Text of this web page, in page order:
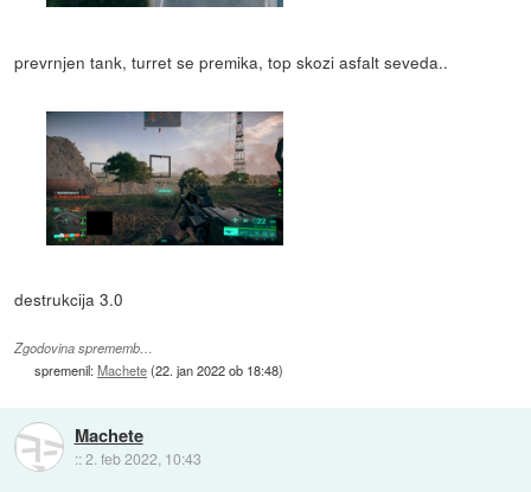
prevrnjen tank, turret se premika, top skozi asfalt seveda..
destrukcija 3.0
Zgodovina sprememb…
spremenil:Machete(22. jan 2022 ob 18:48)
Machete
::2. feb 2022, 10:43